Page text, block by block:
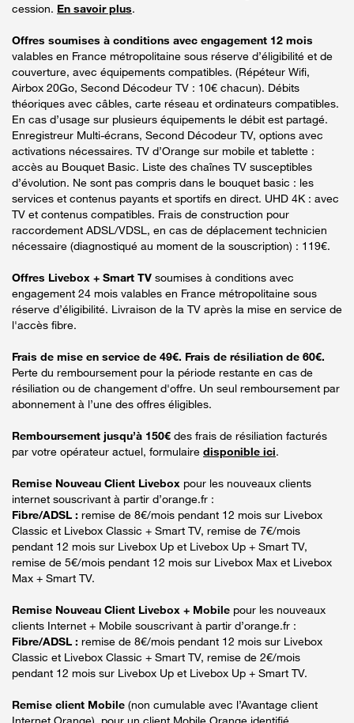
cession. En savoir plus.
Offres soumises à conditions avec engagement 12 mois
valables en France métropolitaine sous réserve d’éligibilité et de
couverture, avec équipements compatibles. (Répéteur Wifi,
Airbox 20Go, Second Décodeur TV : 10€ chacun). Débits
théoriques avec câbles, carte réseau et ordinateurs compatibles.
En cas d’usage sur plusieurs équipements le débit est partagé.
Enregistreur Multi-écrans, Second Décodeur TV, options avec
activations nécessaires. TV d’Orange sur mobile et tablette :
accès au Bouquet Basic. Liste des chaînes TV susceptibles
d’évolution. Ne sont pas compris dans le bouquet basic : les
services et contenus payants et sportifs en direct. UHD 4K : avec
TV et contenus compatibles. Frais de construction pour
raccordement ADSL/VDSL, en cas de déplacement technicien
nécessaire (diagnostiqué au moment de la souscription) : 119€.
Offres Livebox + Smart TV soumises à conditions avec
engagement 24 mois valables en France métropolitaine sous
réserve d’éligibilité. Livraison de la TV après la mise en service de
l'accès fibre.
Frais de mise en service de 49€. Frais de résiliation de 60€.
Perte du remboursement pour la période restante en cas de
résiliation ou de changement d'offre. Un seul remboursement par
abonnement à l’une des offres éligibles.
Remboursement jusqu’à 150€ des frais de résiliation facturés
par votre opérateur actuel, formulaire disponible ici.
Remise Nouveau Client Livebox pour les nouveaux clients
internet souscrivant à partir d’orange.fr :
Fibre/ADSL : remise de 8€/mois pendant 12 mois sur Livebox
Classic et Livebox Classic + Smart TV, remise de 7€/mois
pendant 12 mois sur Livebox Up et Livebox Up + Smart TV,
remise de 5€/mois pendant 12 mois sur Livebox Max et Livebox
Max + Smart TV.
Remise Nouveau Client Livebox + Mobile pour les nouveaux
clients Internet + Mobile souscrivant à partir d’orange.fr :
Fibre/ADSL : remise de 8€/mois pendant 12 mois sur Livebox
Classic et Livebox Classic + Smart TV, remise de 2€/mois
pendant 12 mois sur Livebox Up et Livebox Up + Smart TV.
Remise client Mobile (non cumulable avec l’Avantage client
Internet Orange), pour un client Mobile Orange identifié